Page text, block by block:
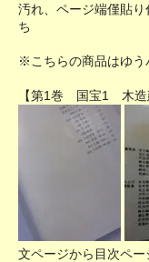
汚れ、ページ端僅貼
ち
※こちらの商品はゆう
【第1巻 国宝1 木造
文ページから目次ペ